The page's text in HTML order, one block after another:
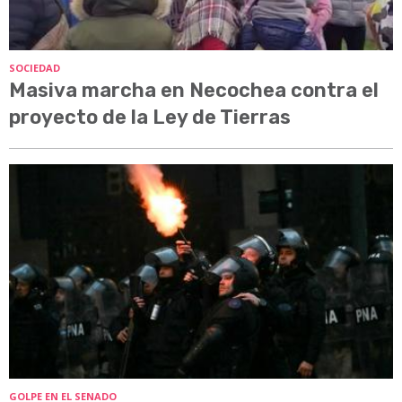
SOCIEDAD
Masiva marcha en Necochea contra el
proyecto de la Ley de Tierras
GOLPE EN EL SENADO